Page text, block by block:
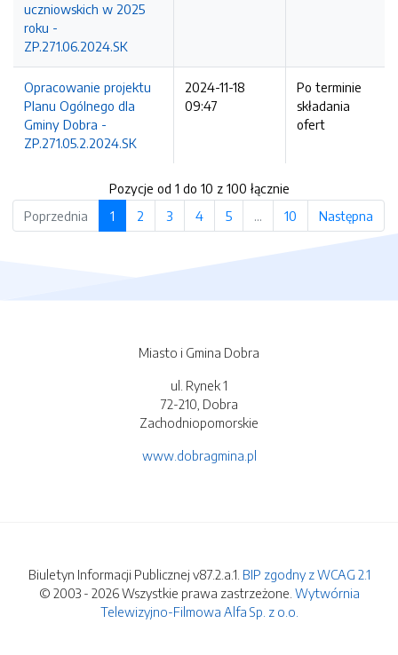
uczniowskich w 2025
roku -
ZP.271.06.2024.SK
Opracowanie projektu
Planu Ogólnego dla
Gminy Dobra -
ZP.271.05.2.2024.SK
2024-11-18
09:47
Po terminie
składania
ofert
Pozycje od 1 do 10 z 100 łącznie
Poprzednia
1 2 3 4 5 … 10 Następna
Miasto i Gmina Dobra
ul. Rynek 1
72-210, Dobra
Zachodniopomorskie
www.dobragmina.pl
Biuletyn Informacji Publicznej v87.2.a.1. BIP zgodny z WCAG 2.1
© 2003 - 2026 Wszystkie prawa zastrzeżone. Wytwórnia
Telewizyjno-Filmowa Alfa Sp. z o.o.